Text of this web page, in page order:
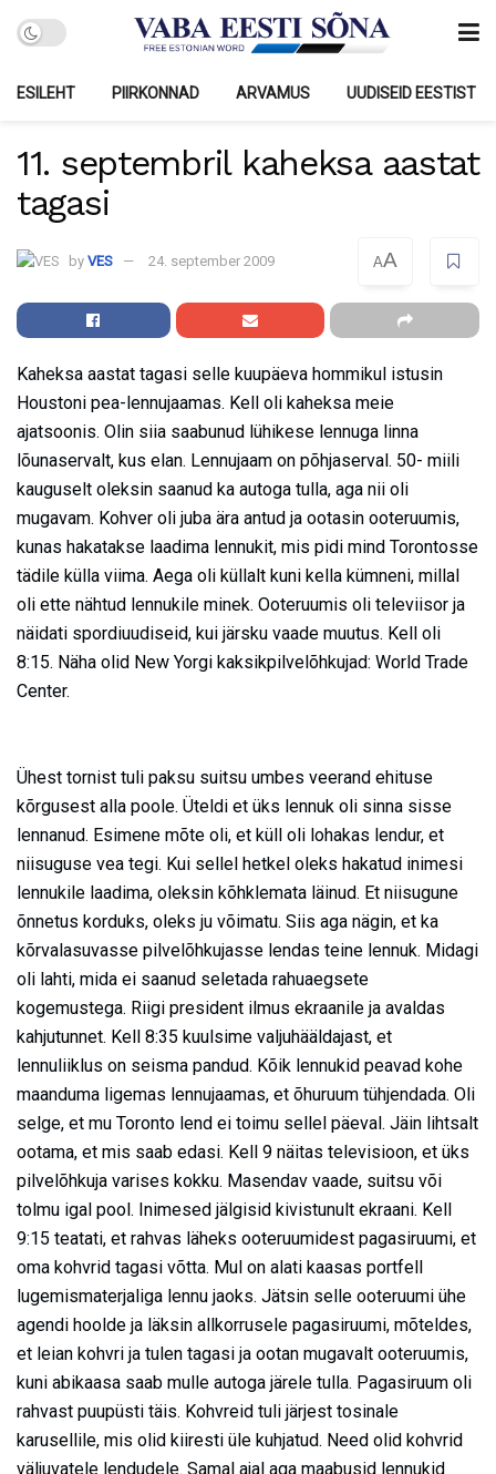
ESILEHT PIIRKONNAD ARVAMUS UUDISEID EESTIST
11. septembril kaheksa aastat
tagasi
by VES 24. september 2009 AA
Kaheksa aastat tagasi selle kuupäeva hommikul istusin
Houstoni pea-lennujaamas. Kell oli kaheksa meie
ajatsoonis. Olin siia saabunud lühikese lennuga linna
lõunaservalt, kus elan. Lennujaam on põhjaserval. 50- miili
kauguselt oleksin saanud ka autoga tulla, aga nii oli
mugavam. Kohver oli juba ära antud ja ootasin ooteruumis,
kunas hakatakse laadima lennukit, mis pidi mind Torontosse
tädile külla viima. Aega oli küllalt kuni kella kümneni, millal
oli ette nähtud lennukile minek. Ooteruumis oli televiisor ja
näidati spordiuudiseid, kui järsku vaade muutus. Kell oli
8:15. Näha olid New Yorgi kaksikpilvelõhkujad: World Trade
Center.
Ühest tornist tuli paksu suitsu umbes veerand ehituse
kõrgusest alla poole. Üteldi et üks lennuk oli sinna sisse
lennanud. Esimene mõte oli, et küll oli lohakas lendur, et
niisuguse vea tegi. Kui sellel hetkel oleks hakatud inimesi
lennukile laadima, oleksin kõhklemata läinud. Et niisugune
õnnetus korduks, oleks ju võimatu. Siis aga nägin, et ka
kõrvalasuvasse pilvelõhkujasse lendas teine lennuk. Midagi
oli lahti, mida ei saanud seletada rahuaegsete
kogemustega. Riigi president ilmus ekraanile ja avaldas
kahjutunnet. Kell 8:35 kuulsime valjuhääldajast, et
lennuliiklus on seisma pandud. Kõik lennukid peavad kohe
maanduma ligemas lennujaamas, et õhuruum tühjendada. Oli
selge, et mu Toronto lend ei toimu sellel päeval. Jäin lihtsalt
ootama, et mis saab edasi. Kell 9 näitas televisioon, et üks
pilvelõhkuja varises kokku. Masendav vaade, suitsu või
tolmu igal pool. Inimesed jälgisid kivistunult ekraani. Kell
9:15 teatati, et rahvas läheks ooteruumidest pagasiruumi, et
oma kohvrid tagasi võtta. Mul on alati kaasas portfell
lugemismaterjaliga lennu jaoks. Jätsin selle ooteruumi ühe
agendi hoolde ja läksin allkorrusele pagasiruumi, mõteldes,
et leian kohvri ja tulen tagasi ja ootan mugavalt ooteruumis,
kuni abikaasa saab mulle autoga järele tulla. Pagasiruum oli
rahvast puupüsti täis. Kohvreid tuli järjest tosinale
karusellile, mis olid kiiresti üle kuhjatud. Need olid kohvrid
väljuvatele lendudele. Samal ajal aga maabusid lennukid